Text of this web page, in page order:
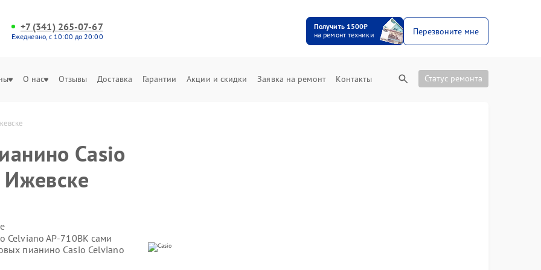
+7 (341) 265-07-67
Ежедневно, с 10:00 до 20:00
Получить 1500₽
на ремонт техники
Перезвоните мне
О нас Отзывы Доставка Гарантии Акции и скидки Заявка на ремонт Контакты Статус ремонта
Casio
Celviano AP-710BK сами
пианино Casio Celviano